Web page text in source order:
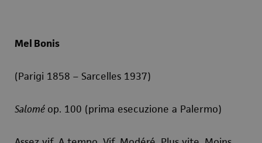
Mel Bonis
(Parigi 1858 – Sarcelles 1937)
Salomé op. 100 (prima esecuzione a Palermo)